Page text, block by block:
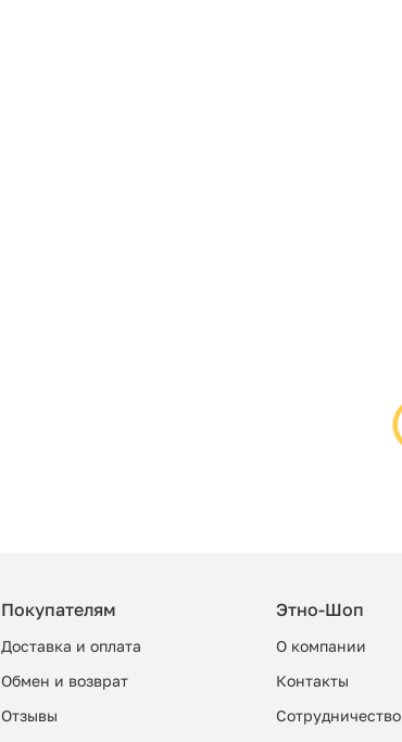
Покупателям
Доставка и оплата
Обмен и возврат
Отзывы
Этно-Шоп
О компании
Контакты
Сотрудничество